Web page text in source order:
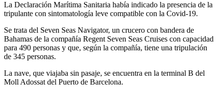
La Declaración Marítima Sanitaria había indicado la presencia de la
tripulante con sintomatología leve compatible con la Covid-19.
Se trata del Seven Seas Navigator, un crucero con bandera de
Bahamas de la compañía Regent Seven Seas Cruises con capacidad
para 490 personas y que, según la compañía, tiene una tripulación
de 345 personas.
La nave, que viajaba sin pasaje, se encuentra en la terminal B del
Moll Adossat del Puerto de Barcelona.